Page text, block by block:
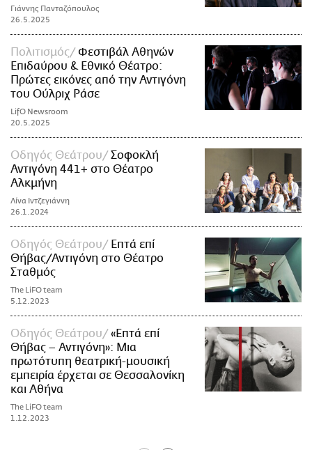
Γιάννης Πανταζόπουλος
26.5.2025
Πολιτισμός
Φεστιβάλ Αθηνών
Επιδαύρου & Εθνικό Θέατρο:
Πρώτες εικόνες από την Αντιγόνη
του Ούλριχ Ράσε
LifO Newsroom
20.5.2025
Οδηγός Θεάτρου
Σοφοκλή
Αντιγόνη 441+ στο Θέατρο
Αλκμήνη
Λίνα Ιντζεγιάννη
26.1.2024
Οδηγός Θεάτρου
Επτά επί
Θήβας/Αντιγόνη στο Θέατρο
Σταθμός
The LiFO team
5.12.2023
Οδηγός Θεάτρου
«Επτά επί
Θήβας – Αντιγόνη»: Μια
πρωτότυπη θεατρική-μουσική
εμπειρία έρχεται σε Θεσσαλονίκη
και Αθήνα
The LiFO team
1.12.2023